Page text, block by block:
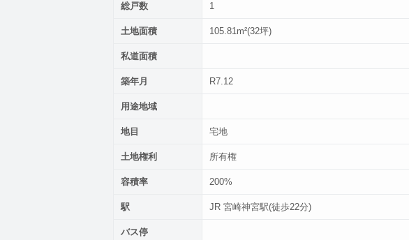
総戸数 1
土地面積 105.81m²(32坪)
私道面積
築年月 R7.12
用途地域
地目 宅地
土地権利 所有権
容積率 200%
駅 JR 宮崎神宮駅(徒歩22分)
バス停